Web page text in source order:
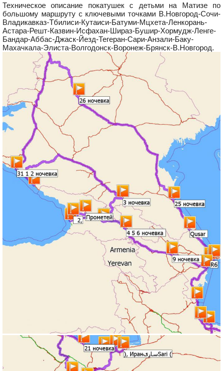
Техническое описание покатушек с детьми на Матизе по
большому маршруту с ключевыми точками В.Новгород-Сочи-
Владикавказ-Тбилиси-Кутаиси-Батуми-Мцхета-Ленкорань-
Астара-Решт-Казвин-Исфахан-Шираз-Бушир-Хормудж-Ленге-
Бандар-Аббас-Джаск-Йезд-Тегеран-Сари-Анзали-Баку-
Махачкала-Элиста-Волгодонск-Воронеж-Брянск-В.Новгород.